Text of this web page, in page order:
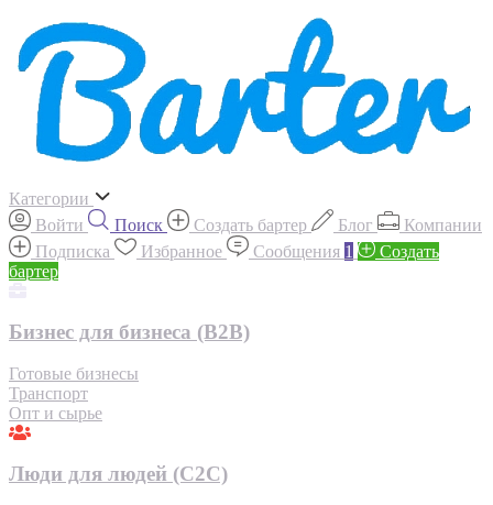
Категории
Войти
Поиск Создать бартер Блог
Компании
Подписка
Избранное Сообщения 1
Создать
бартер
Бизнес для бизнеса (B2B)
Готовые бизнесы
Транспорт
Опт и сырье
Люди для людей (С2С)